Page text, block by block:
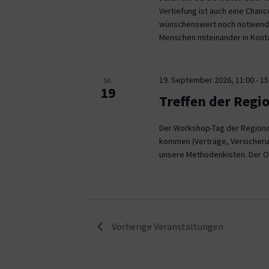
Vertiefung ist auch eine
wünschenswert noch
Menschen miteinander in
SA.
19
19. September 2026, 11:00-
Treffen der
Der Workshop-Tag der
kommen (Verträge,
unsere Methodenkisten. Der
Vorherige Veranstaltungen